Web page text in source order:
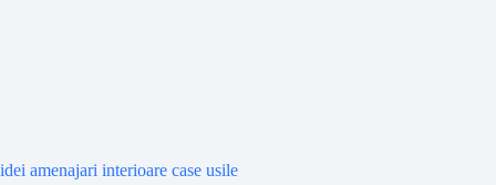
idei amenajari interioare case usile